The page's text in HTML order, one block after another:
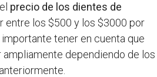
precio de los dientes de
entre los $500 y los $3000 por
tener en cuenta que
dependiendo de los